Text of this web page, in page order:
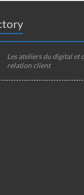
Les ateliers du digital et
relation client